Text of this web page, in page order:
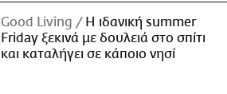
Good Living
Η ιδανική summer
Friday ξεκινά με δουλειά στο σπίτι
και καταλήγει σε κάποιο νησί